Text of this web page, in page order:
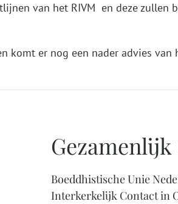
van het RIVM en deze zullen
komt er nog een nader advies van
Boeddhistische Unie
Interkerkelijk Contact in